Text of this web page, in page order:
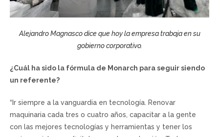
Alejandro Magnasco dice que hoy la empresa trabaja en su
gobierno corporativo.
¿Cuál ha sido la fórmula de Monarch para seguir siendo
un referente?
“Ir siempre a la vanguardia en tecnología. Renovar
maquinaria cada tres o cuatro años, capacitar a la gente
con las mejores tecnologías y herramientas y tener los